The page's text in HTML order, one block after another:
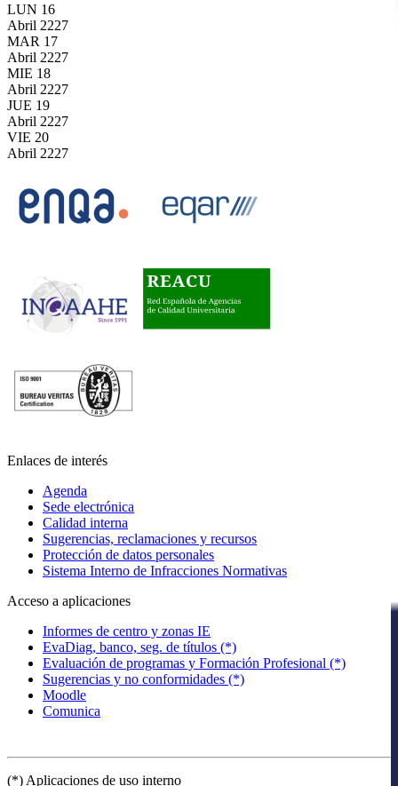
LUN 16
Abril 2227
MAR 17
Abril 2227
MIE 18
Abril 2227
JUE 19
Abril 2227
VIE 20
Abril 2227
Enlaces de interés
Agenda
Sede electrónica
Calidad interna
Sugerencias, reclamaciones y recursos
Protección de datos personales
Sistema Interno de Infracciones Normativas
Acceso a aplicaciones
Informes de centro y zonas IE
EvaDiag, banco, seg. de títulos (*)
Evaluación de programas y Formación Profesional (*)
Sugerencias y no conformidades (*)
Moodle
Comunica
(*) Aplicaciones de uso interno